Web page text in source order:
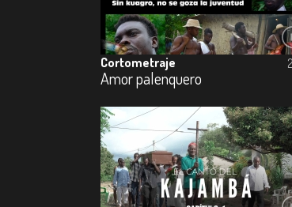
Cortometraje
Amor palenquero